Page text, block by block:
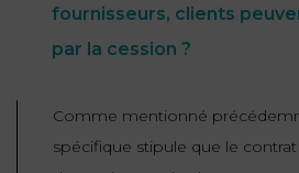
fournisseurs, clients
par la cession ?
Comme mentionné
spécifique stipule que le